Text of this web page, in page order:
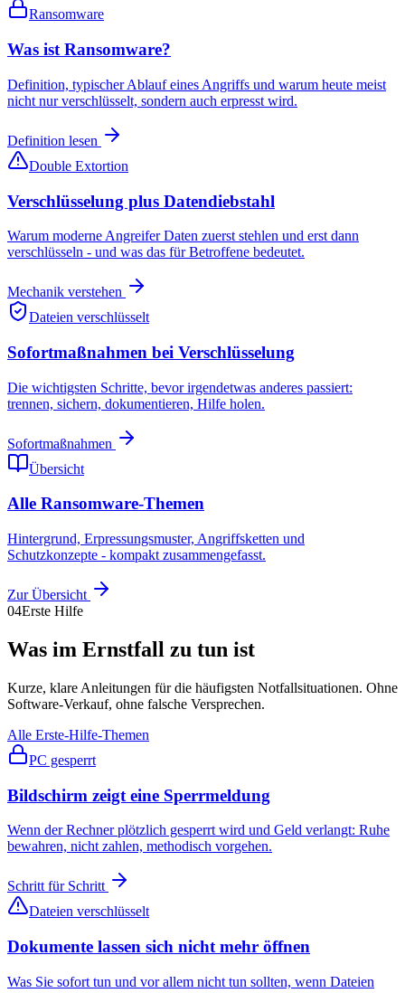
Ransomware
Was ist Ransomware?
Definition, typischer Ablauf eines Angriffs und warum heute meist
nicht nur verschlüsselt, sondern auch erpresst wird.
Definition lesen
Double Extortion
Verschlüsselung plus Datendiebstahl
Warum moderne Angreifer Daten zuerst stehlen und erst dann
verschlüsseln - und was das für Betroffene bedeutet.
Mechanik verstehen
Dateien verschlüsselt
Sofortmaßnahmen bei Verschlüsselung
Die wichtigsten Schritte, bevor irgendetwas anderes passiert:
trennen, sichern, dokumentieren, Hilfe holen.
Sofortmaßnahmen
Übersicht
Alle Ransomware-Themen
Hintergrund, Erpressungsmuster, Angriffsketten und
Schutzkonzepte - kompakt zusammengefasst.
Zur Übersicht
04Erste Hilfe
Was im Ernstfall zu tun ist
Kurze, klare Anleitungen für die häufigsten Notfallsituationen. Ohne
Software-Verkauf, ohne falsche Versprechen.
Alle Erste-Hilfe-Themen
PC gesperrt
Bildschirm zeigt eine Sperrmeldung
Wenn der Rechner plötzlich gesperrt wird und Geld verlangt: Ruhe
bewahren, nicht zahlen, methodisch vorgehen.
Schritt für Schritt
Dateien verschlüsselt
Dokumente lassen sich nicht mehr öffnen
Was Sie sofort tun und vor allem nicht tun sollten, wenn Dateien